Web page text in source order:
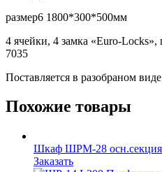
размер6 1800*300*500мм
4 ячейки, 4 замка «Euro-
7035
Поставляется в разобраном
Похожие товары
Шкаф ШРМ-28 осн.секция
Заказать